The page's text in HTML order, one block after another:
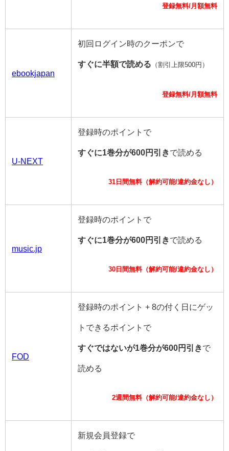
登録無料/月額無料
ebookjapan
初回ログイン時のクーポンで
すぐに半額で読める （割引上限500円）
登録無料/月額無料
U-NEXT
登録時のポイントで
すぐに1巻分が600円引きで読める
31日間無料（解約可能/違約金なし）
music.jp
登録時のポイントで
すぐに1巻分が600円引きで読める
30日間無料（解約可能/違約金なし）
FOD
登録時のポイント + 8の付く日にゲッ
トできるポイントで
すぐではないが1巻分が600円引きで
読める
2週間無料（解約可能/違約金なし）
新規会員登録で